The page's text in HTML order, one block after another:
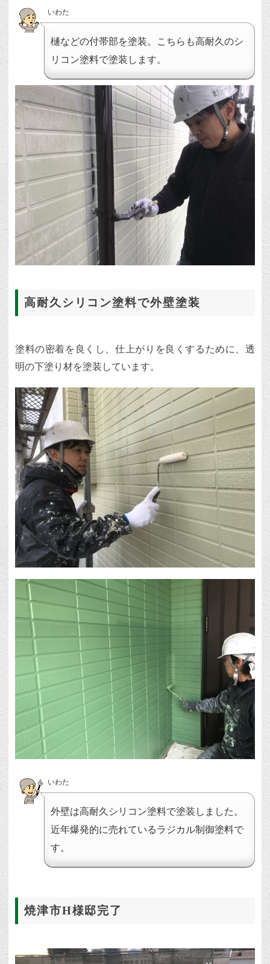
いわた
樋などの付帯部を塗装。こちらも高耐久のシ
リコン塗料で塗装します。
高耐久シリコン塗料で外壁塗装
塗料の密着を良くし、仕上がりを良くするために、透
明の下塗り材を塗装しています。
いわた
外壁は高耐久シリコン塗料で塗装しました。
近年爆発的に売れているラジカル制御塗料で
す。
焼津市H様邸完了